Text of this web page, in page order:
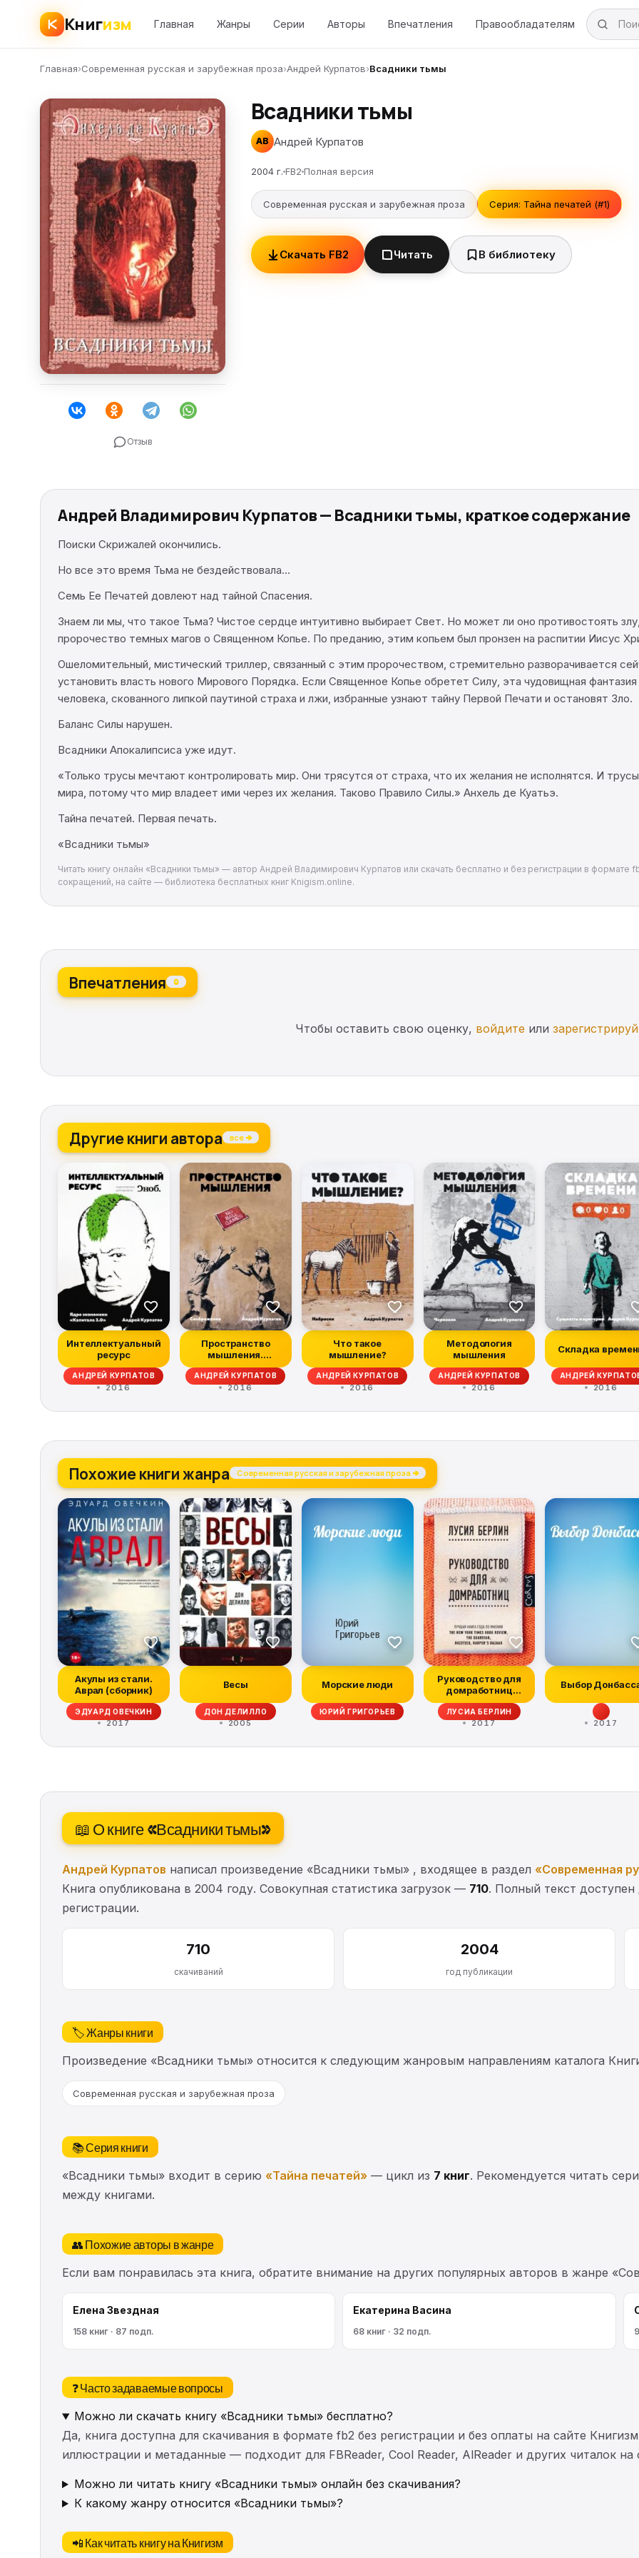
Книгизм Главная Жанры Серии Авторы Впечатления Правообладателям
Главная›Современная русская и зарубежная проза›Андрей Курпатов›Всадники тьмы
Отзыв
Всадники тьмы
АВ Андрей Курпатов
2004 г. FB2 Полная версия
Современная русская и зарубежная проза Серия: Тайна печатей (#1)
Скачать FB2 Читать В библиотеку
Андрей Владимирович Курпатов — Всадники тьмы, краткое содержание
Поиски Скрижалей окончились.
Но все это время Тьма не бездействовала…
Семь Ее Печатей довлеют над тайной Спасения.
Знаем ли мы, что такое Тьма? Чистое сердце интуитивно выбирает Свет. Но может ли оно противостоять
пророчество темных магов о Священном Копье. По преданию, этим копьем был пронзен на распитии Иисус
Ошеломительный, мистический триллер, связанный с этим пророчеством, стремительно разворачивается
установить власть нового Мирового Порядка. Если Священное Копье обретет Силу, эта чудовищная
человека, скованного липкой паутиной страха и лжи, избранные узнают тайну Первой Печати и остановят Зло.
Баланс Силы нарушен.
Всадники Апокалипсиса уже идут.
«Только трусы мечтают контролировать мир. Они трясутся от страха, что их желания не исполнятся. И
мира, потому что мир владеет ими через их желания. Таково Правило Силы.» Анхель де Куатьэ.
Тайна печатей. Первая печать.
«Всадники тьмы»
Читать книгу онлайн «Всадники тьмы» — автор Андрей Владимирович Курпатов или скачать бесплатно и без регистрации в формате
сокращений, на сайте — библиотека бесплатных книг Knigism.online.
Впечатления 0
Чтобы оставить свою оценку, войдите или
Другие книги автора все →
Интеллектуальный
ресурс
АНДРЕЙ КУРПАТОВ
2016
Пространство
мышления.
Соображения
АНДРЕЙ КУРПАТОВ
2016
Что такое
мышление?
АНДРЕЙ КУРПАТОВ
2016
Методология
мышления
АНДРЕЙ КУРПАТОВ
2016
Складка
АНДРЕЙ
2016
Похожие книги жанра Современная русская и зарубежная проза →
Акулы из стали.
Аврал (сборник)
ЭДУАРД ОВЕЧКИН
2017
Весы
ДОН ДЕЛИЛЛО
2005
Морские люди
ЮРИЙ ГРИГОРЬЕВ
Руководство для
домработниц
(сборник)
ЛУСИА БЕРЛИН
2017
Выбор
2017
📖 О книге «Всадники тьмы»
Андрей Курпатов написал произведение «Всадники тьмы» , входящее в раздел «Современная
Книга опубликована в 2004 году. Совокупная статистика загрузок — 710. Полный текст доступен
регистрации.
710
скачиваний
2004
год публикации
🏷️ Жанры книги
Произведение «Всадники тьмы» относится к следующим жанровым направлениям каталога
Современная русская и зарубежная проза
📚 Серия книги
«Всадники тьмы» входит в серию «Тайна печатей» — цикл из 7 книг. Рекомендуется читать
между книгами.
👥 Похожие авторы в жанре
Если вам понравилась эта книга, обратите внимание на других популярных авторов в жанре
Елена Звездная
158 книг · 87 подп.
Екатерина Васина
68 книг · 32 подп.
❓ Часто задаваемые вопросы
Можно ли скачать книгу «Всадники тьмы» бесплатно?
Да, книга доступна для скачивания в формате fb2 без регистрации и без оплаты на сайте
иллюстрации и метаданные — подходит для FBReader, Cool Reader, AlReader и других читалок
Можно ли читать книгу «Всадники тьмы» онлайн без скачивания?
К какому жанру относится «Всадники тьмы»?
📲 Как читать книгу на Книгизм